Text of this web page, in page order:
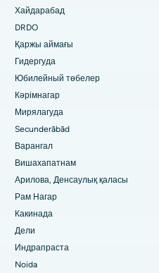
ең жақсы аурухана
ең үздік аурухана
аурухана
қаласындағы ең үздік
ең үздік аурухана
ең үздік аурухана
Какинададағы ең жақсы
жақсы аурухана, Калькутта
Хайдарабад
DRDO
Қаржы аймағы
Гидергуда
Юбилейный төбелер
Кәрімнагар
Мирялагуда
Secunderābād
Варангал
Вишахапатнам
Арилова, Денсаулық қаласы
Рам Нагар
Какинада
Дели
Индрапраста
Noida